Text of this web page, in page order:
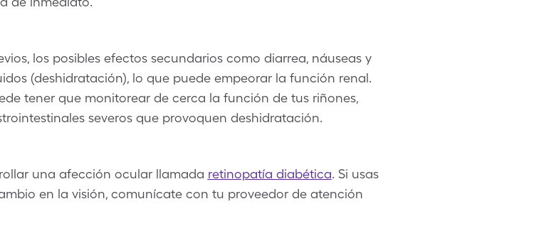
los posibles efectos secundarios como diarrea, náuseas y
(deshidratación), lo que puede empeorar la función renal.
tener que monitorear de cerca la función de tus riñones,
severos que provoquen deshidratación.
una afección ocular llamada retinopatía diabética. Si usas
en la visión, comunícate con tu proveedor de atención